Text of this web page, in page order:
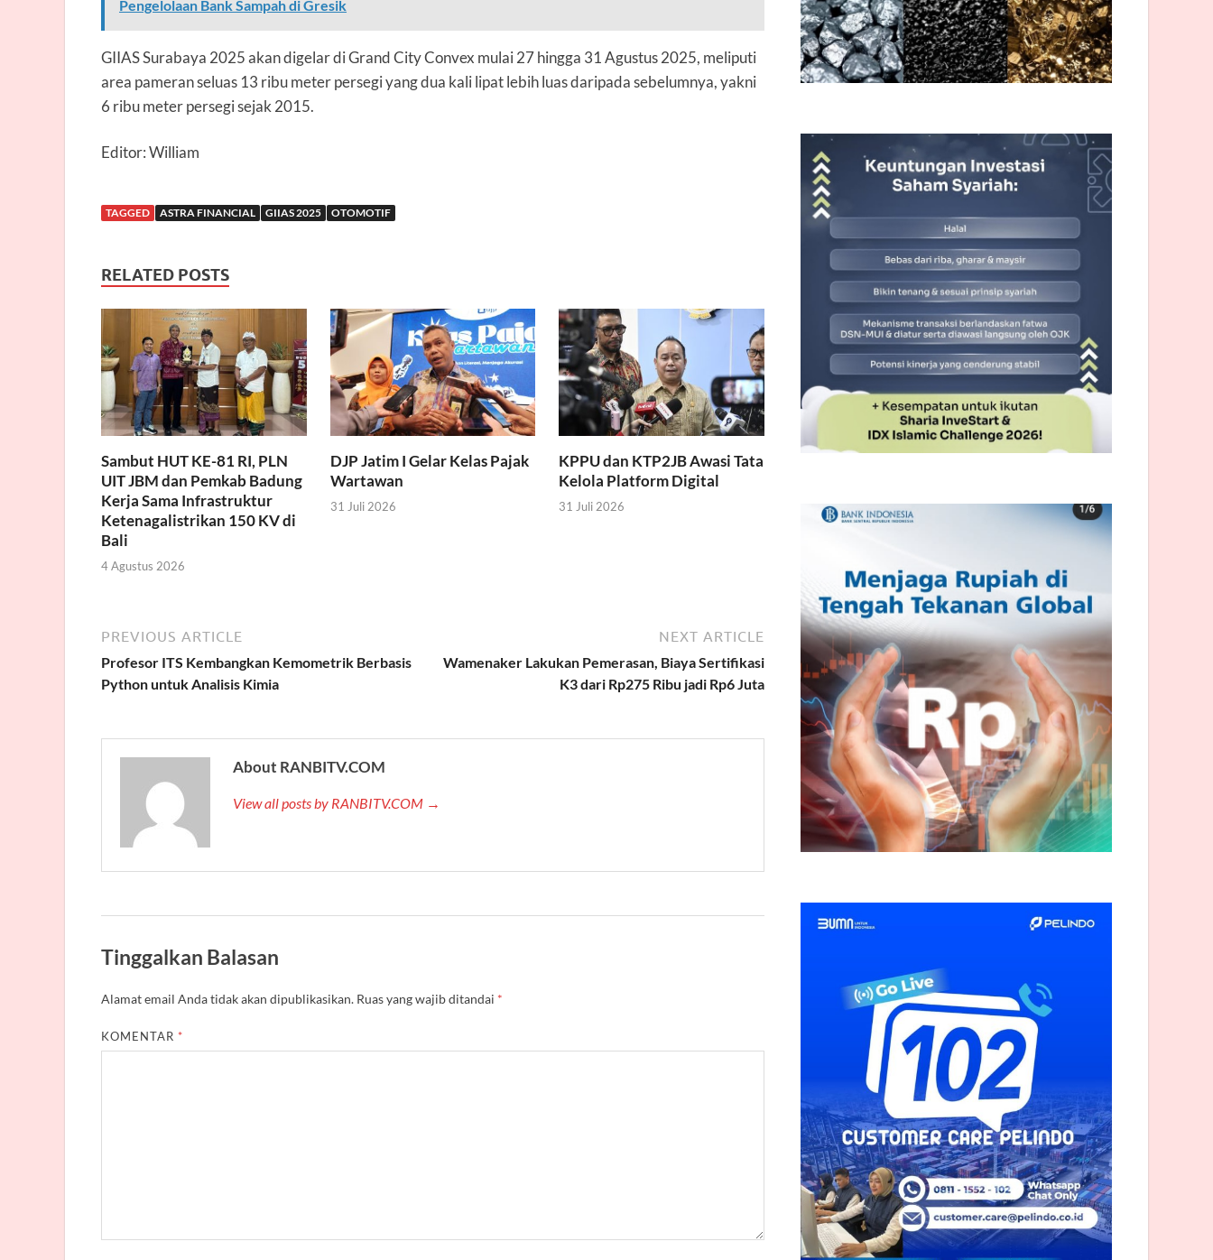
Pengelolaan Bank Sampah di Gresik
GIIAS Surabaya 2025 akan digelar di Grand City Convex mulai 27 hingga 31 Agustus 2025, meliputi
area pameran seluas 13 ribu meter persegi yang dua kali lipat lebih luas daripada sebelumnya, yakni
6 ribu meter persegi sejak 2015.
Editor: William
TAGGED ASTRA FINANCIAL GIIAS 2025 OTOMOTIF
RELATED POSTS
Sambut HUT KE-81 RI, PLN
UIT JBM dan Pemkab Badung
Kerja Sama Infrastruktur
Ketenagalistrikan 150 KV di
Bali
4 Agustus 2026
DJP Jatim I Gelar Kelas Pajak
Wartawan
31 Juli 2026
KPPU dan KTP2JB Awasi Tata
Kelola Platform Digital
31 Juli 2026
PREVIOUS ARTICLE
Profesor ITS Kembangkan Kemometrik Berbasis
Python untuk Analisis Kimia
NEXT ARTICLE
Wamenaker Lakukan Pemerasan, Biaya Sertifikasi
K3 dari Rp275 Ribu jadi Rp6 Juta
About RANBITV.COM
View all posts by RANBITV.COM →
Tinggalkan Balasan
Alamat email Anda tidak akan dipublikasikan. Ruas yang wajib ditandai *
KOMENTAR *